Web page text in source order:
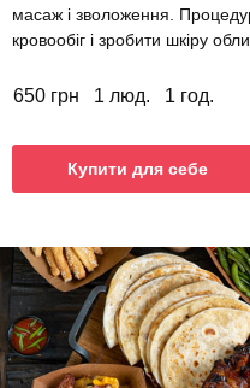
масаж і зволоження.
кровообіг і зробити шкіру
650 грн 1 люд. 1 год.
Купити для себе